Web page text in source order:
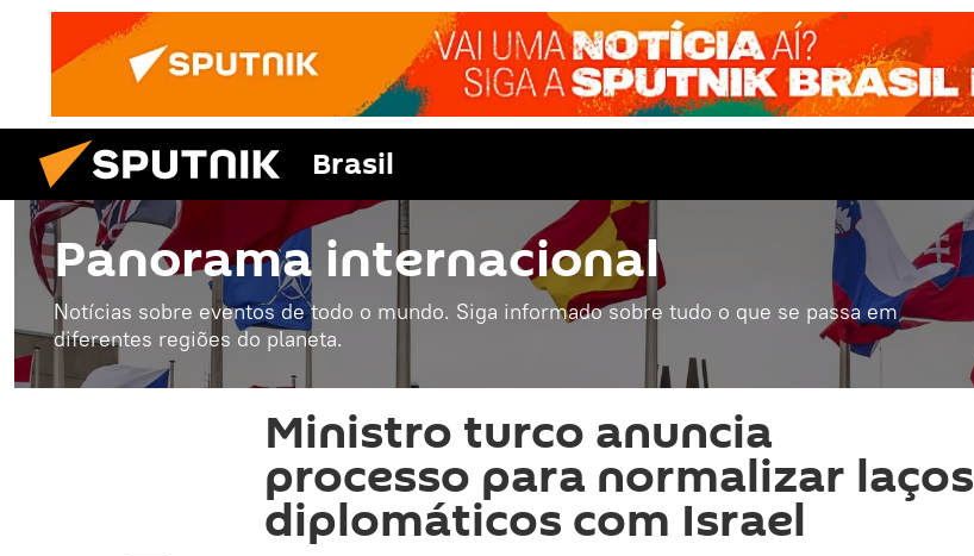
Brasil
Panorama internacional
Notícias sobre eventos de todo o mundo. Siga informado sobre tudo o que se passa em
diferentes regiões do planeta.
Ministro turco anuncia
processo para normalizar laços
diplomáticos com Israel